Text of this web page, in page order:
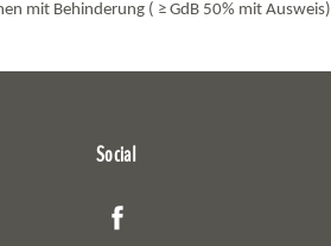
mit Behinderung ( ≥ GdB 50% mit Ausweis)
Social